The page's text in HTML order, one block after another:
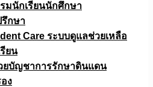
มนักเรียนนักศึกษา
กษา
Care ระบบดูแลช่วยเหลือ
ยน
ยบัญชาการรักษาดินแดน
ง